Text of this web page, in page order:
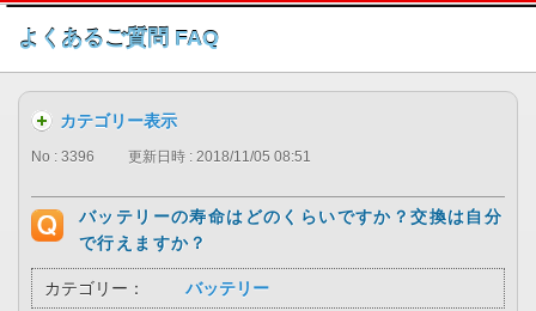
このページの本文へ
よくあるご質問 FAQ
カテゴリー表示
No : 3396 更新日時 : 2018/11/05 08:51
バッテリーの寿命はどのくらいですか？交換は自分
で行えますか？
カテゴリー： バッテリー